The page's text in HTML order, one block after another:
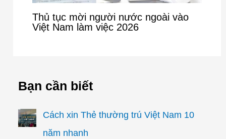
Thủ tục mời người nước ngoài vào
Việt Nam làm việc 2026
Bạn cần biết
Cách xin Thẻ thường trú Việt Nam 10
năm nhanh